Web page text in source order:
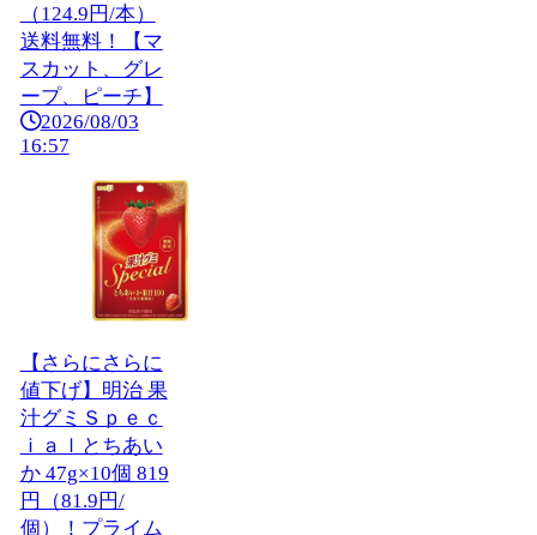
（124.9円/本）
送料無料！【マ
スカット、グレ
ープ、ピーチ】
2026/08/03
16:57
【さらにさらに
値下げ】明治 果
汁グミＳｐｅｃ
ｉａｌとちあい
か 47g×10個 819
円（81.9円/
個）！プライム